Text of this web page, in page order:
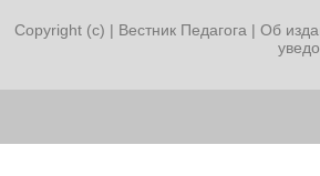
школу,
слов с
Copyright (c) | Вестник Педагога | Об